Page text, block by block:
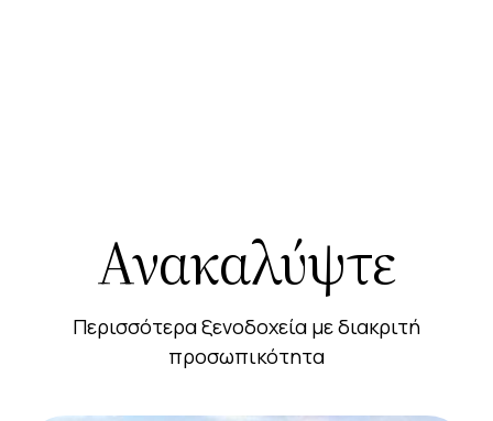
Ανακαλύψτε
Περισσότερα ξενοδοχεία με διακριτή
προσωπικότητα